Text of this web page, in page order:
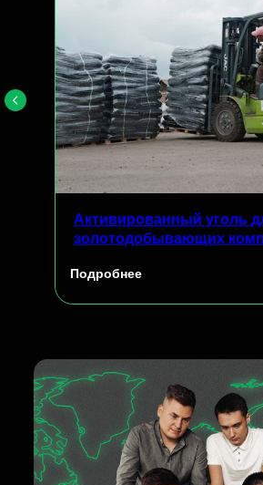
Активированный уголь
золотодобывающих
Подробнее